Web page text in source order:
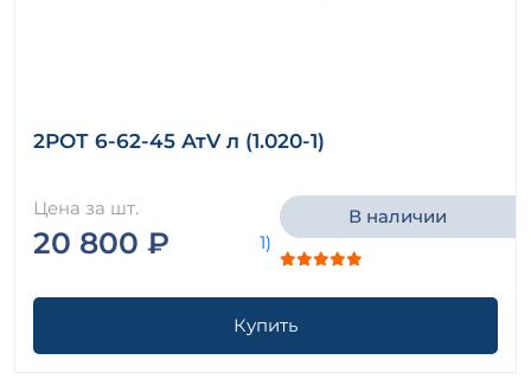
2РОТ 6-62-45 АтV л (1.020-1)
Цена за шт.
20 800 ₽
В наличии
Купить